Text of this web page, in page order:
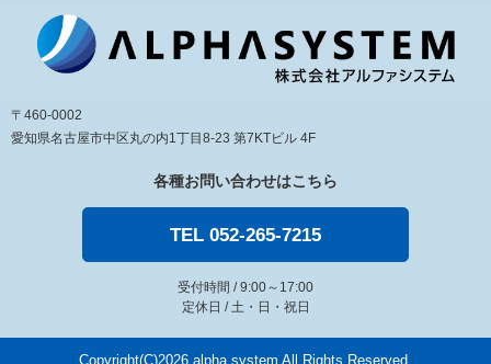
〒460-0002
愛知県名古屋市中区丸の内1丁目8-23 第7KTビル 4F
各種お問い合わせはこちら
TEL 052-265-7215
受付時間 / 9:00～17:00
定休日 / 土・日・祝日
Copyright(C)2026 alpha system All Rights Reserved.